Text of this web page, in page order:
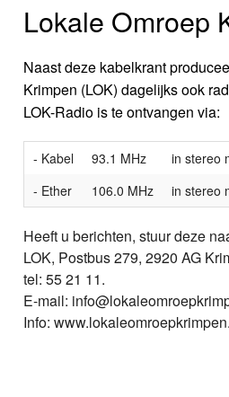
Lokale Omroep
Naast deze kabelkrant
Krimpen (LOK) dagelijks ook
LOK-Radio is te ontvangen via:
- Kabel 93.1 MHz
in stereo
- Ether
106.0 MHz in stereo
Heeft u berichten, stuur deze
LOK, Postbus 279, 2920 AG
tel: 55 21 11.
E-mail:
Info: